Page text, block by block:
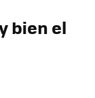
bien el